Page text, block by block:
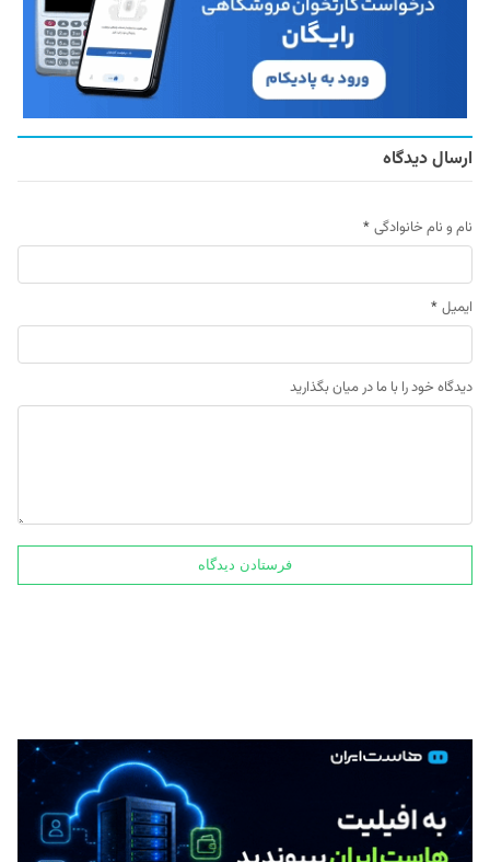
ارسال دیدگاه
نام و نام خانوادگی *
ایمیل *
دیدگاه خود را با ما در میان بگذارید